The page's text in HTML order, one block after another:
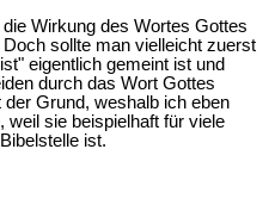
Wirkung des Wortes Gottes
sollte man vielleicht zuerst
eigentlich gemeint ist und
durch das Wort Gottes
Grund, weshalb ich eben
weil sie beispielhaft für viele
ist.